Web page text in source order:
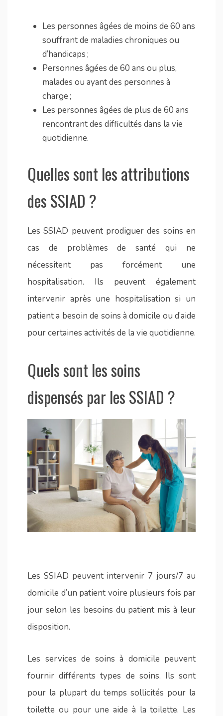
Les personnes âgées de moins de 60 ans
souffrant de maladies chroniques ou
d’handicaps ;
Personnes âgées de 60 ans ou plus,
malades ou ayant des personnes à
charge ;
Les personnes âgées de plus de 60 ans
rencontrant des difficultés dans la vie
quotidienne.
Quelles sont les attributions
des SSIAD ?
Les SSIAD peuvent prodiguer des soins en
cas de problèmes de santé qui ne
nécessitent pas forcément une
hospitalisation. Ils peuvent également
intervenir après une hospitalisation si un
patient a besoin de soins à domicile ou d’aide
pour certaines activités de la vie quotidienne.
Quels sont les soins
dispensés par les SSIAD ?
Les SSIAD peuvent intervenir 7 jours/7 au
domicile d’un patient voire plusieurs fois par
jour selon les besoins du patient mis à leur
disposition.
Les services de soins à domicile peuvent
fournir différents types de soins. Ils sont
pour la plupart du temps sollicités pour la
toilette ou pour une aide à la toilette. Les